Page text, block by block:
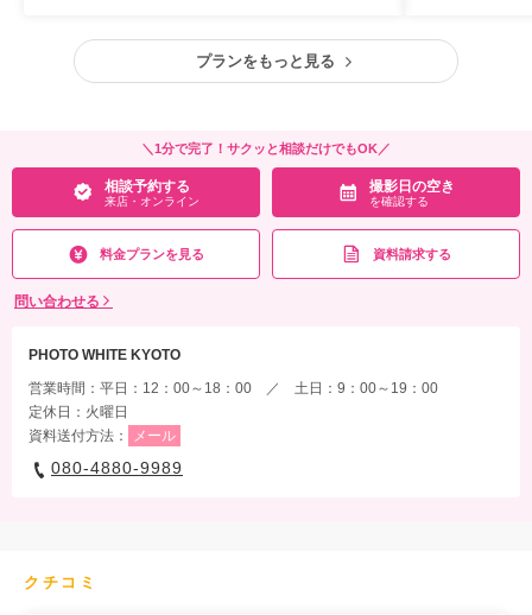
プランをもっと見る
＼1分で完了！サクッと相談だけでもOK／
相談予約する
来店・オンライン
撮影日の空き
を確認する
料金プランを見る 資料請求する
問い合わせる
PHOTO WHITE KYOTO
営業時間：平日：12：00～18：00 ／ 土日：9：00～19：00
定休日：火曜日
資料送付方法：
メール
080-4880-9989
クチコミ